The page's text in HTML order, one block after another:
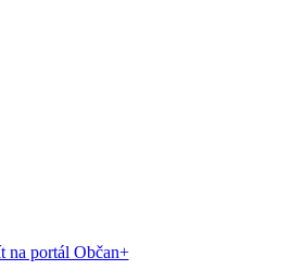
na portál Občan+